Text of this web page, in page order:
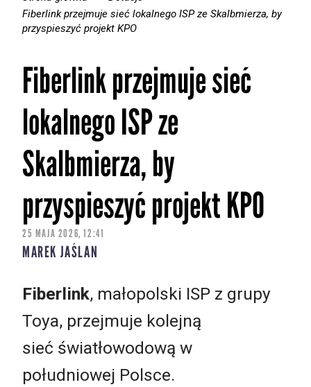
Fiberlink przejmuje sieć lokalnego ISP ze Skalbmierza, by
przyspieszyć projekt KPO
Fiberlink przejmuje sieć
lokalnego ISP ze
Skalbmierza, by
przyspieszyć projekt KPO
25 MAJA 2026, 12:41
MAREK JAŚLAN
Fiberlink, małopolski ISP z grupy
Toya, przejmuje kolejną
sieć światłowodową w
południowej Polsce.